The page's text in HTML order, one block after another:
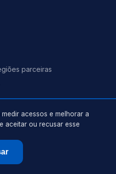
parceiras
reservados.
acessos e melhorar a
aceitar ou recusar esse